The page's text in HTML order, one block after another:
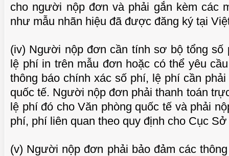
cho người nộp đơn và phải gắn kèm các
như mẫu nhãn hiệu đã được đăng ký tại
(iv) Người nộp đơn cần tính sơ bộ tổng số
lệ phí in trên mẫu đơn hoặc có thể yêu
thông báo chính xác số phí, lệ phí cần
quốc tế. Người nộp đơn phải thanh toán
lệ phí đó cho Văn phòng quốc tế và phải
phí, phí liên quan theo quy định cho Cục
(v) Người nộp đơn phải bảo đảm các